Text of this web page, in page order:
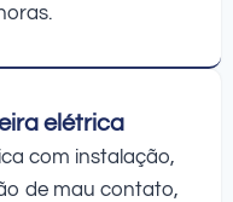
elétrica
com instalação,
de mau contato,